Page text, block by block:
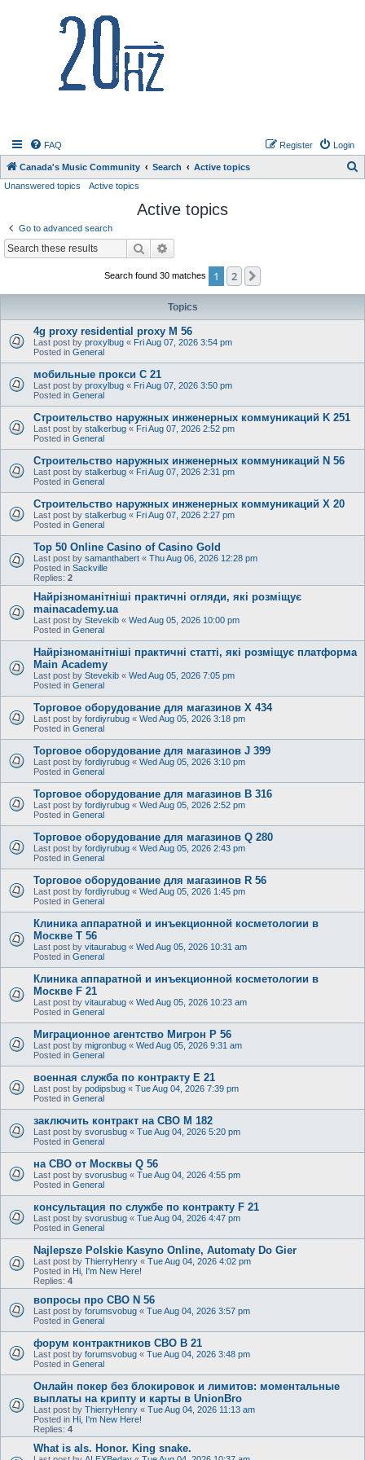
FAQ Login
Register
Canada's Music Community Search Active topics
Unanswered topics Active topics
Active topics
Go to advanced search
Search
Search found 30 matches 1 2
Topics
4g proxy residential proxy M 56
Last post by proxylbug « Fri Aug 07, 2026 3:54 pm
Posted in General
мобильные прокси C 21
Last post by proxylbug « Fri Aug 07, 2026 3:50 pm
Posted in General
Строительство наружных инженерных коммуникаций K 251
Last post by stalkerbug « Fri Aug 07, 2026 2:52 pm
Posted in General
Строительство наружных инженерных коммуникаций N 56
Last post by stalkerbug « Fri Aug 07, 2026 2:31 pm
Posted in General
Строительство наружных инженерных коммуникаций X 20
Last post by stalkerbug « Fri Aug 07, 2026 2:27 pm
Posted in General
Top 50 Online Casino of Casino Gold
Last post by samanthabert « Thu Aug 06, 2026 12:28 pm
Posted in Sackville
Replies: 2
Найрізноманітніші практичні огляди, які розміщує
mainacademy.ua
Last post by Stevekib « Wed Aug 05, 2026 10:00 pm
Posted in General
Найрізноманітніші практичні статті, які розміщує платформа
Main Academy
Last post by Stevekib « Wed Aug 05, 2026 7:05 pm
Posted in General
Торговое оборудование для магазинов X 434
Last post by fordiyrubug « Wed Aug 05, 2026 3:18 pm
Posted in General
Торговое оборудование для магазинов J 399
Last post by fordiyrubug « Wed Aug 05, 2026 3:10 pm
Posted in General
Торговое оборудование для магазинов B 316
Last post by fordiyrubug « Wed Aug 05, 2026 2:52 pm
Posted in General
Торговое оборудование для магазинов Q 280
Last post by fordiyrubug « Wed Aug 05, 2026 2:43 pm
Posted in General
Торговое оборудование для магазинов R 56
Last post by fordiyrubug « Wed Aug 05, 2026 1:45 pm
Posted in General
Клиника аппаратной и инъекционной косметологии в
Москве T 56
Last post by vitaurabug « Wed Aug 05, 2026 10:31 am
Posted in General
Клиника аппаратной и инъекционной косметологии в
Москве F 21
Last post by vitaurabug « Wed Aug 05, 2026 10:23 am
Posted in General
Миграционное агентство Мигрон P 56
Last post by migronbug « Wed Aug 05, 2026 9:31 am
Posted in General
военная служба по контракту E 21
Last post by podipsbug « Tue Aug 04, 2026 7:39 pm
Posted in General
заключить контракт на СВО M 182
Last post by svorusbug « Tue Aug 04, 2026 5:20 pm
Posted in General
на СВО от Москвы Q 56
Last post by svorusbug « Tue Aug 04, 2026 4:55 pm
Posted in General
консультация по службе по контракту F 21
Last post by svorusbug « Tue Aug 04, 2026 4:47 pm
Posted in General
Najlepsze Polskie Kasyno Online, Automaty Do Gier
Last post by ThierryHenry « Tue Aug 04, 2026 4:02 pm
Posted in Hi, I'm New Here!
Replies: 4
вопросы про СВО N 56
Last post by forumsvobug « Tue Aug 04, 2026 3:57 pm
Posted in General
форум контрактников СВО B 21
Last post by forumsvobug « Tue Aug 04, 2026 3:48 pm
Posted in General
Онлайн покер без блокировок и лимитов: моментальные
выплаты на крипту и карты в UnionBro
Last post by ThierryHenry « Tue Aug 04, 2026 11:13 am
Posted in Hi, I'm New Here!
Replies: 4
What is als. Honor. King snake.